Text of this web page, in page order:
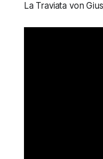
La Traviata von